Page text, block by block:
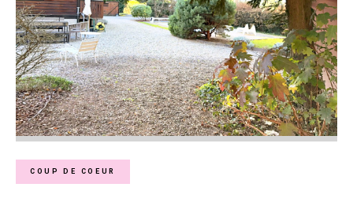
COUP DE COEUR